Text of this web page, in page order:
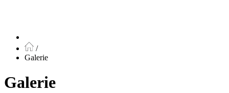
/
Galerie
Galerie